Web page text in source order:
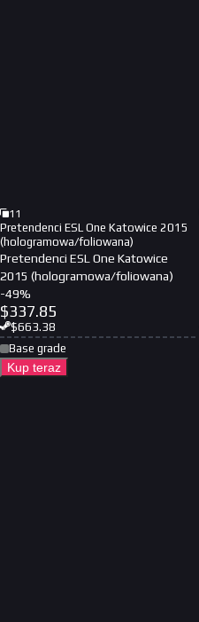
11
Pretendenci ESL One Katowice 2015
(hologramowa/foliowana)
Pretendenci ESL One Katowice
2015 (hologramowa/foliowana)
-49%
$337.85
$663.38
Base grade
Kup teraz